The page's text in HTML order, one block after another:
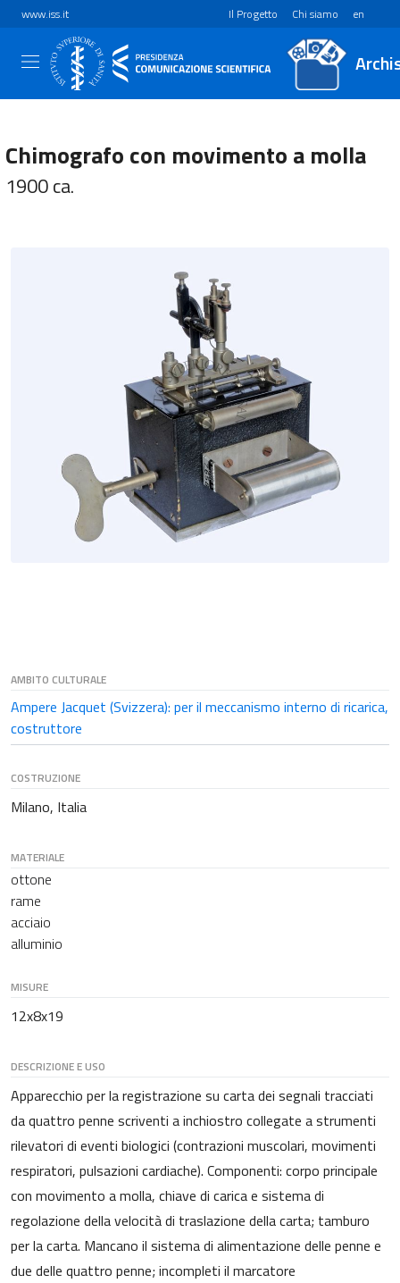
www.iss.it Il Progetto Chi siamo en
Chimografo con movimento a molla
1900 ca.
AMBITO CULTURALE
Ampere Jacquet (Svizzera): per il meccanismo interno di ricarica,
costruttore
COSTRUZIONE
Milano, Italia
MATERIALE
ottone
rame
acciaio
alluminio
MISURE
12x8x19
DESCRIZIONE E USO
Apparecchio per la registrazione su carta dei segnali tracciati
da quattro penne scriventi a inchiostro collegate a strumenti
rilevatori di eventi biologici (contrazioni muscolari, movimenti
respiratori, pulsazioni cardiache). Componenti: corpo principale
con movimento a molla, chiave di carica e sistema di
regolazione della velocità di traslazione della carta; tamburo
per la carta. Mancano il sistema di alimentazione delle penne e
due delle quattro penne; incompleti il marcatore